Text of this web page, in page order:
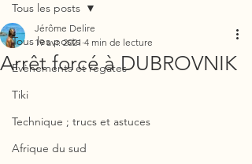
Tous les posts
Evènements et régates
Tiki
Technique ; trucs et astuces
Afrique du sud
Tous les posts
Arrêt forcé à DUBROVNIK
Jérôme Delire
19 avr. 2021 4 min de lecture